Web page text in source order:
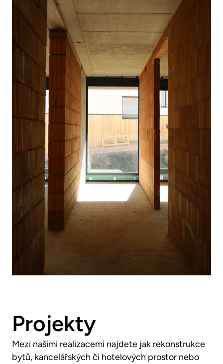
Projekty
Mezi našimi realizacemi najdete jak rekonstrukce
bytů, kancelářských či hotelových prostor nebo